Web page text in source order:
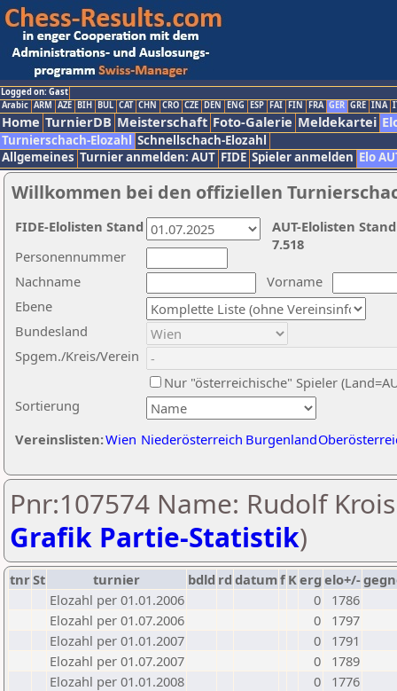
Logged on: Gast
Arabic ARM AZE BIH BUL CAT CHN CRO CZE DEN ENG ESP FAI FIN FRA GER GRE INA
Home TurnierDB Meisterschaft Foto-Galerie Meldekartei
Turnierschach-Elozahl Schnellschach-Elozahl
Allgemeines Turnier anmelden: AUT FIDE Spieler anmelden Elo
Willkommen bei den offiziellen
Nachname
Vorname
Ebene
Sortierung
Personennummer
Bundesland
Spgem./Kreis/Verein
Nur "österreichische" Spieler
Vereinslisten:Wien Niederösterreich Burgenland
AUT-Elolisten
7.518
FIDE-Elolisten Stand
Pnr:107574 Name: Rudolf
Grafik Partie-Statistik)
tnrSt turnier bdld rd datumf Kerg elo+/-
Elozahl per 01.01.2006
0
1786
Elozahl per 01.07.2006
0
1797
Elozahl per 01.01.2007
0
1791
Elozahl per 01.07.2007
0
1789
Elozahl per 01.01.2008
0
1776